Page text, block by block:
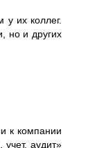
их коллег.
но и других
к компании
аудит»